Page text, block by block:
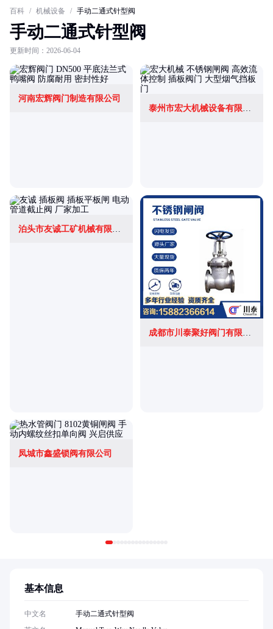
百科 / 机械设备 / 手动二通式针型阀
手动二通式针型阀
更新时间：2026-06-04
河南宏辉阀门制造有限公司
泰州市宏大机械设备有限公司
泊头市友诚工矿机械有限责任公司
成都市川泰聚好阀门有限公司
凤城市鑫盛锁阀有限公司
基本信息
中文名
手动二通式针型阀